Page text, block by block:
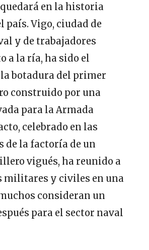
en la historia
Vigo, ciudad de
y de trabajadores
a la ría, ha sido el
botadura del primer
construido por una
para la Armada
celebrado en las
de la factoría de un
vigués, ha reunido a
militares y civiles en una
consideran un
para el sector naval